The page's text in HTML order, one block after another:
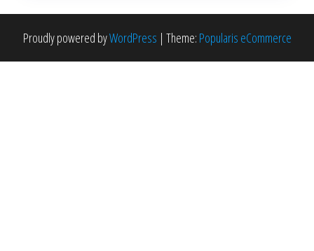
Proudly powered byWordPress | Theme: Popularis eCommerce